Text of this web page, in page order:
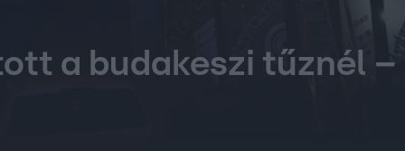
a budakeszi tűznél –